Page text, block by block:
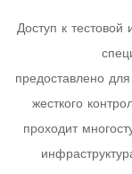
Доступ к
предоставлено
жесткого
проходит